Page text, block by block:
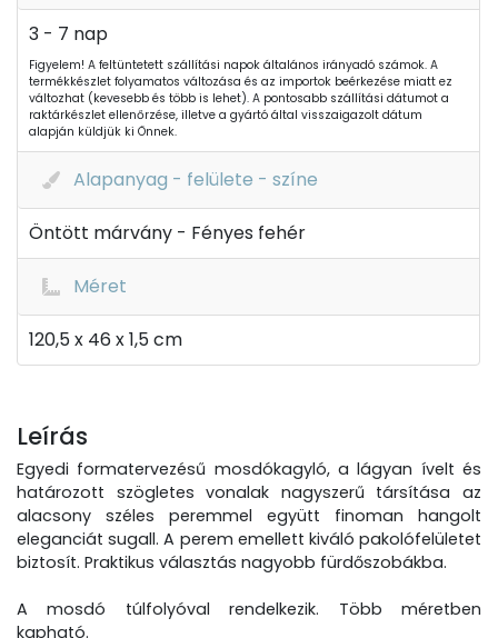
3 - 7 nap
Figyelem! A feltüntetett szállítási napok általános irányadó számok. A
termékkészlet folyamatos változása és az importok beérkezése miatt ez
változhat (kevesebb és több is lehet). A pontosabb szállítási dátumot a
raktárkészlet ellenőrzése, illetve a gyártó által visszaigazolt dátum
alapján küldjük ki Önnek.
Alapanyag - felülete - színe
Öntött márvány - Fényes fehér
Méret
120,5 x 46 x 1,5 cm
Leírás
Egyedi formatervezésű mosdókagyló, a lágyan ívelt és
határozott szögletes vonalak nagyszerű társítása az
alacsony széles peremmel együtt finoman hangolt
eleganciát sugall. A perem emellett kiváló pakolófelületet
biztosít. Praktikus választás nagyobb fürdőszobákba.
A mosdó túlfolyóval rendelkezik. Több méretben
kapható.